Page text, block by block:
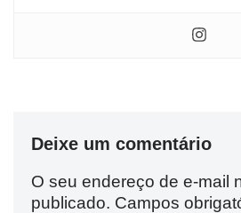
Deixe um comentário
O seu endereço de e-mail
publicado. Campos